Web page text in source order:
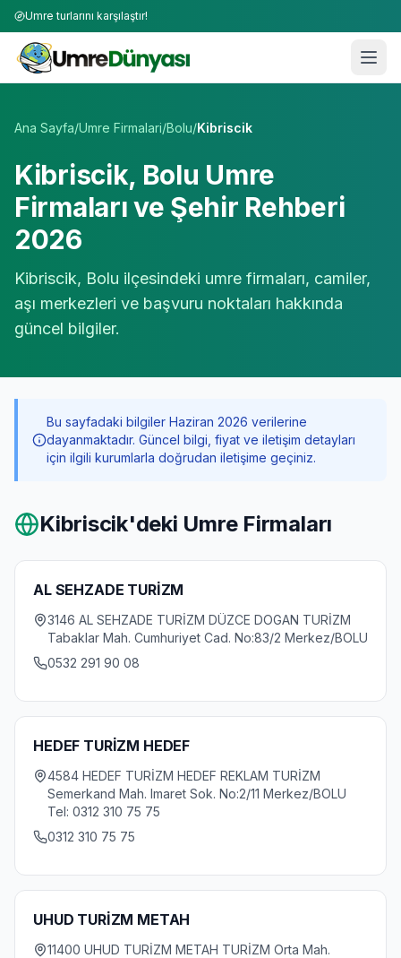
Umre turlarını karşılaştır!
Ana Sayfa/Umre Firmalari/Bolu/Kibriscik
Kibriscik, Bolu Umre
Firmaları ve Şehir Rehberi
2026
Kibriscik, Bolu ilçesindeki umre firmaları, camiler,
aşı merkezleri ve başvuru noktaları hakkında
güncel bilgiler.
Bu sayfadaki bilgiler Haziran 2026 verilerine
dayanmaktadır. Güncel bilgi, fiyat ve iletişim detayları
için ilgili kurumlarla doğrudan iletişime geçiniz.
Kibriscik'deki Umre Firmaları
AL SEHZADE TURİZM
3146 AL SEHZADE TURİZM DÜZCE DOGAN TURİZM
Tabaklar Mah. Cumhuriyet Cad. No:83/2 Merkez/BOLU
0532 291 90 08
HEDEF TURİZM HEDEF
4584 HEDEF TURİZM HEDEF REKLAM TURİZM
Semerkand Mah. Imaret Sok. No:2/11 Merkez/BOLU
Tel: 0312 310 75 75
0312 310 75 75
UHUD TURİZM METAH
11400 UHUD TURİZM METAH TURİZM Orta Mah.